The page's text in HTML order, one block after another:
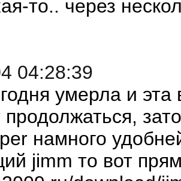
то.. через
04:28:39
умерла и эта
продолжаться,
намного
jimm то вот